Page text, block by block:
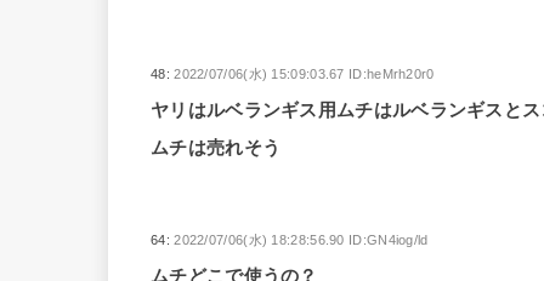
48: 2022/07/06(水) 15:09:03.67 ID:heMrh20r0
ヤリはルベランギス用ムチはルベランギスと
ムチは売れそう
64: 2022/07/06(水) 18:28:56.90 ID:GN4iog/ld
ムチどこで使うの？